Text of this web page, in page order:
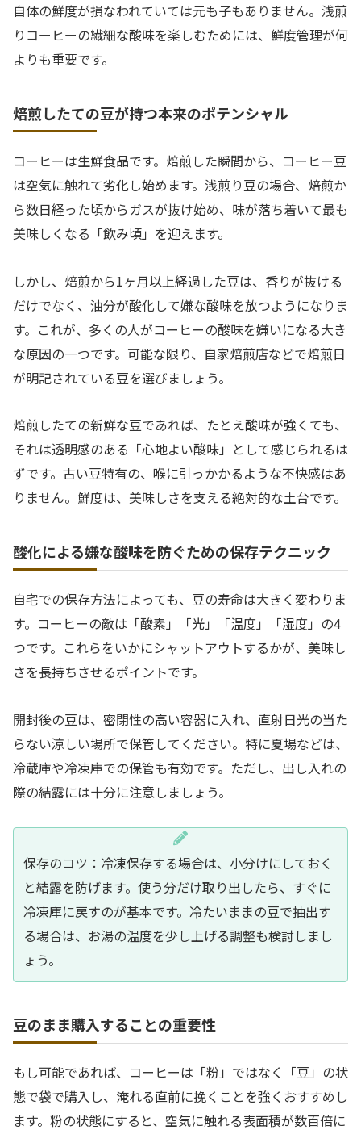
自体の鮮度が損なわれていては元も子もありません。浅煎
りコーヒーの繊細な酸味を楽しむためには、鮮度管理が何
よりも重要です。
焙煎したての豆が持つ本来のポテンシャル
コーヒーは生鮮食品です。焙煎した瞬間から、コーヒー豆
は空気に触れて劣化し始めます。浅煎り豆の場合、焙煎か
ら数日経った頃からガスが抜け始め、味が落ち着いて最も
美味しくなる「飲み頃」を迎えます。
しかし、焙煎から1ヶ月以上経過した豆は、香りが抜ける
だけでなく、油分が酸化して嫌な酸味を放つようになりま
す。これが、多くの人がコーヒーの酸味を嫌いになる大き
な原因の一つです。可能な限り、自家焙煎店などで焙煎日
が明記されている豆を選びましょう。
焙煎したての新鮮な豆であれば、たとえ酸味が強くても、
それは透明感のある「心地よい酸味」として感じられるは
ずです。古い豆特有の、喉に引っかかるような不快感はあ
りません。鮮度は、美味しさを支える絶対的な土台です。
酸化による嫌な酸味を防ぐための保存テクニック
自宅での保存方法によっても、豆の寿命は大きく変わりま
す。コーヒーの敵は「酸素」「光」「温度」「湿度」の4
つです。これらをいかにシャットアウトするかが、美味し
さを長持ちさせるポイントです。
開封後の豆は、密閉性の高い容器に入れ、直射日光の当た
らない涼しい場所で保管してください。特に夏場などは、
冷蔵庫や冷凍庫での保管も有効です。ただし、出し入れの
際の結露には十分に注意しましょう。
保存のコツ：冷凍保存する場合は、小分けにしておく
と結露を防げます。使う分だけ取り出したら、すぐに
冷凍庫に戻すのが基本です。冷たいままの豆で抽出す
る場合は、お湯の温度を少し上げる調整も検討しまし
ょう。
豆のまま購入することの重要性
もし可能であれば、コーヒーは「粉」ではなく「豆」の状
態で袋で購入し、淹れる直前に挽くことを強くおすすめし
ます。粉の状態にすると、空気に触れる表面積が数百倍に